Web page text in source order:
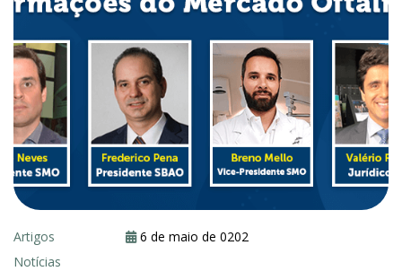
Artigos
Notícias
6 de maio de 0202